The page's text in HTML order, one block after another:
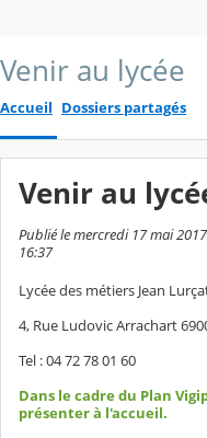
Venir au lycée
Accueil Dossiers partagés
Venir au
Publié le mercredi 17 mai
16:37
Lycée des métiers Jean
4, Rue Ludovic Arrachart
Tel : 04 72 78 01 60
Dans le cadre du Plan
présenter à l'accueil.